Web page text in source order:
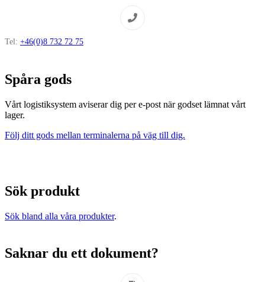
Tel: +46(0)8 732 72 75
Spåra gods
Vårt logistiksystem aviserar dig per e-post när godset lämnat vårt
lager.
Följ ditt gods mellan terminalerna på väg till dig.
Sök produkt
Sök bland alla våra produkter.
Saknar du ett dokument?